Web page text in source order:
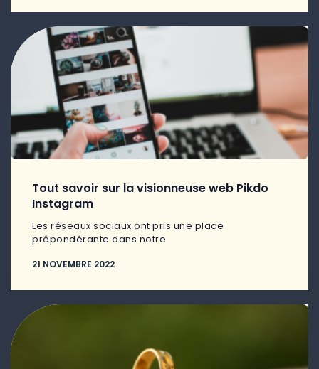
Tout savoir sur la visionneuse web Pikdo
Instagram
Les réseaux sociaux ont pris une place
prépondérante dans notre
21 NOVEMBRE 2022